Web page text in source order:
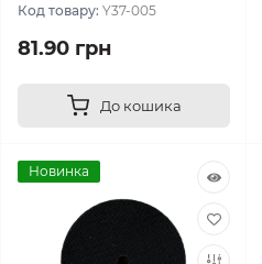
Код товару: Y37-005
81.90 грн
До кошика
Новинка